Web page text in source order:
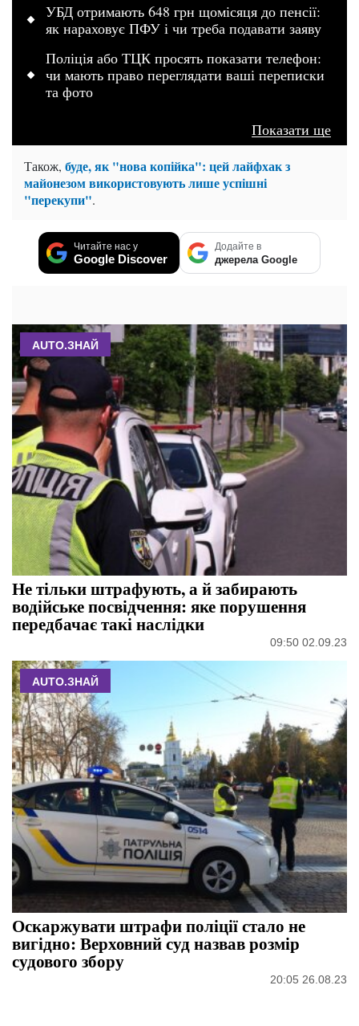
УБД отримають 648 грн щомісяця до пенсії:
як нараховує ПФУ і чи треба подавати заяву
Поліція або ТЦК просять показати телефон:
чи мають право переглядати ваші переписки
та фото
Показати ще
Також, буде, як "нова копійка": цей лайфхак з
майонезом використовують лише успішні
"перекупи".
Читайте нас у
Google Discover
Додайте в
джерела Google
AUTO.ЗНАЙ
Не тільки штрафують, а й забирають
водійське посвідчення: яке порушення
передбачає такі наслідки
09:50 02.09.23
AUTO.ЗНАЙ
Оскаржувати штрафи поліції стало не
вигідно: Верховний суд назвав розмір
судового збору
20:05 26.08.23